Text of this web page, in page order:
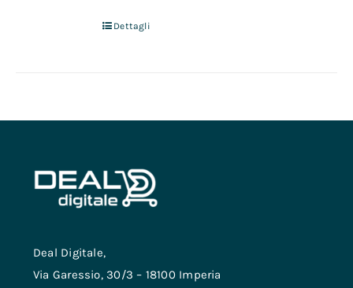
Dettagli
Deal Digitale,
Via Garessio, 30/3 – 18100 Imperia